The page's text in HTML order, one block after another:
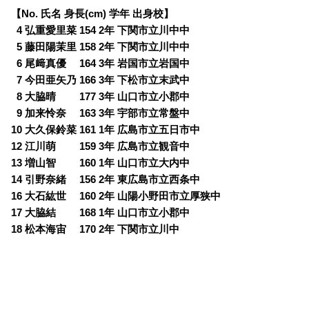
【No. 氏名 身長(cm) 学年 出身校】
04 弘重愛里菜 154 2年 下関市立川中中
05 藤田陽茉里 158 2年 下関市立川中中
06 尾﨑真優 164 3年 岩国市立岩国中
07 今田亜矢乃 166 3年 下松市立末武中
08 大脇晴 177 3年 山口市立小郡中
09 加来怜奈 163 3年 宇部市立常盤中
10 大久保鈴菜 161 1年 広島市立五日市中
12 江川萌 159 3年 広島市立観音中
13 増山智 160 1年 山口市立大内中
14 引野奈緒 156 2年 東広島市立西条中
16 大石紘世 160 2年 山陽小野田市立厚狭中
17 大脇結 168 1年 山口市立小郡中
18 松本海宙 170 2年 下関市立川中